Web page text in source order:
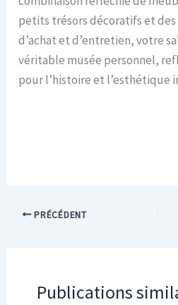
petits trésors décoratifs et
d’achat et d’entretien, votre
véritable musée personnel,
pour l’histoire et l’esthétique
PRÉCÉDENT
Publications